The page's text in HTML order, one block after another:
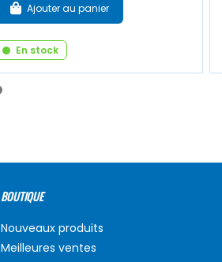
Ajouter au panier
En stock
BOUTIQUE
Nouveaux produits
Meilleures ventes